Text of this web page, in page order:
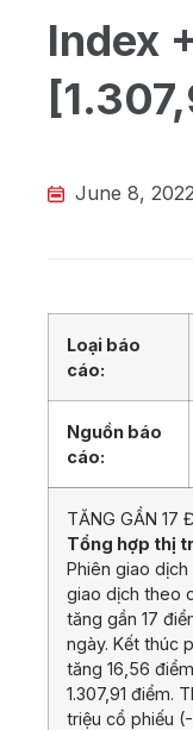
Index
June 8, 2022
Loại báo
cáo:
Nguồn báo
cáo:
TĂNG GẦN 17
Tổng hợp thị
Phiên giao
giao dịch theo
tăng gần 17
ngày. Kết thúc
tăng 16,56
1.307,91 điểm.
triệu cổ phiếu